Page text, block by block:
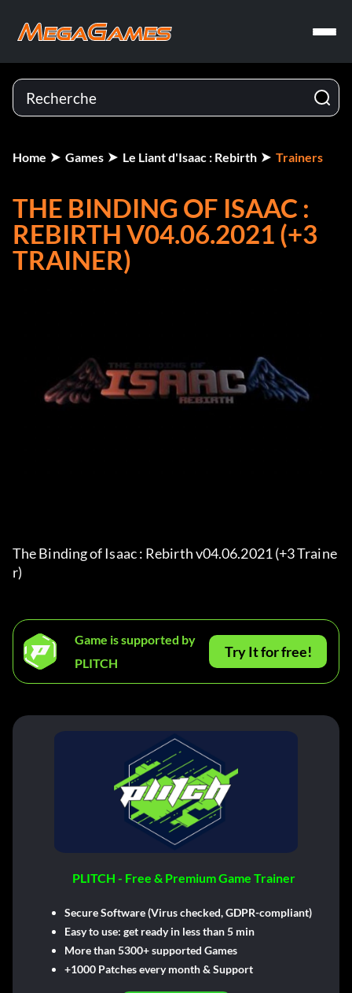
Home Games Le Liant d'Isaac : Rebirth Trainers
THE BINDING OF ISAAC :
REBIRTH V04.06.2021 (+3
TRAINER)
The Binding of Isaac : Rebirth v04.06.2021 (+3 Traine
r)
Game is supported by
PLITCH
Try It for free!
PLITCH - Free & Premium Game Trainer
Secure Software (Virus checked, GDPR-compliant)
Easy to use: get ready in less than 5 min
More than 5300+ supported Games
+1000 Patches every month & Support